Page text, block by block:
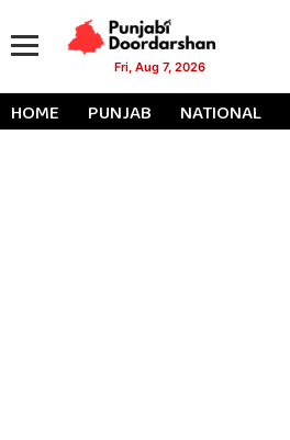
Fri, Aug 7, 2026
HOME PUNJAB NATIONAL